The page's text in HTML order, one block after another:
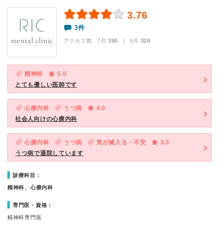
3.76
3件
アクセス数 7月:390 | 6月:328
精神科
5.0
とても優しい医師です
心療内科 うつ病
4.0
社会人向けの心療内科
心療内科 うつ病 気が滅入る・不安
3.5
うつ病で通院しています
診療科目：
精神科、心療内科
専門医・資格：
精神科専門医